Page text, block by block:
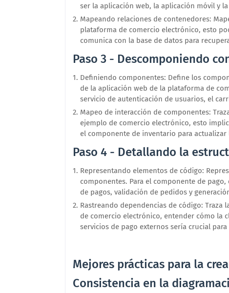
ser la aplicación web, la aplicación móvil y
Mapeando relaciones de contenedores:
plataforma de comercio electrónico, esto
comunica con la base de datos para
Paso 3 - Descomponiendo
Definiendo componentes: Define los
de la aplicación web de la plataforma de
servicio de autenticación de usuarios, el
Mapeo de interacción de componentes:
ejemplo de comercio electrónico, esto
el componente de inventario para actualizar
Paso 4 - Detallando la
Representando elementos de código:
componentes. Para el componente de
de pagos, validación de pedidos y
Rastreando dependencias de código:
de comercio electrónico, entender cómo la
servicios de pago externos sería crucial
Mejores prácticas para la
Consistencia en la